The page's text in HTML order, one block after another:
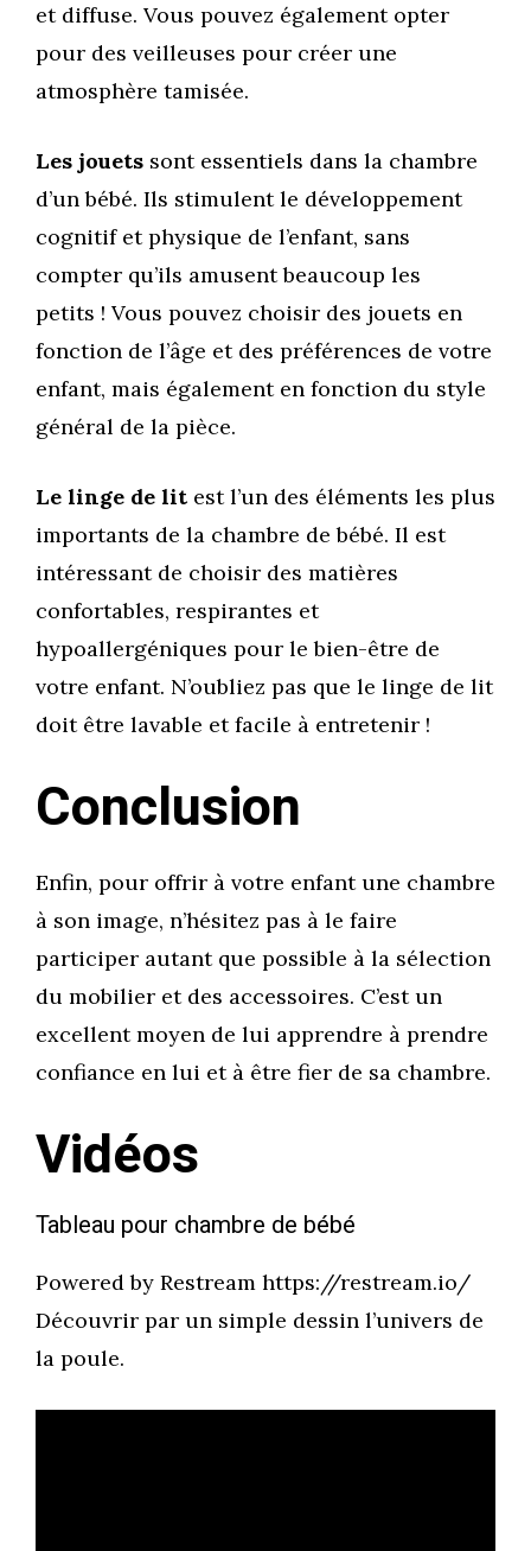
et diffuse. Vous pouvez également opter
pour des veilleuses pour créer une
atmosphère tamisée.
Les jouets sont essentiels dans la chambre
d’un bébé. Ils stimulent le développement
cognitif et physique de l’enfant, sans
compter qu’ils amusent beaucoup les
petits ! Vous pouvez choisir des jouets en
fonction de l’âge et des préférences de votre
enfant, mais également en fonction du style
général de la pièce.
Le linge de lit est l’un des éléments les plus
importants de la chambre de bébé. Il est
intéressant de choisir des matières
confortables, respirantes et
hypoallergéniques pour le bien-être de
votre enfant. N’oubliez pas que le linge de lit
doit être lavable et facile à entretenir !
Conclusion
Enfin, pour offrir à votre enfant une chambre
à son image, n’hésitez pas à le faire
participer autant que possible à la sélection
du mobilier et des accessoires. C’est un
excellent moyen de lui apprendre à prendre
confiance en lui et à être fier de sa chambre.
Vidéos
Tableau pour chambre de bébé
Powered by Restream https://restream.io/
Découvrir par un simple dessin l’univers de
la poule.